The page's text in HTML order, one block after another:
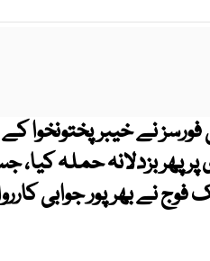
فورسز نے خیبرپختونخوا
نے بھرپور جوابی